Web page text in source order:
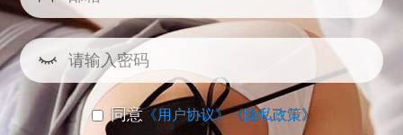
同意《用户协议》《隐私政策》